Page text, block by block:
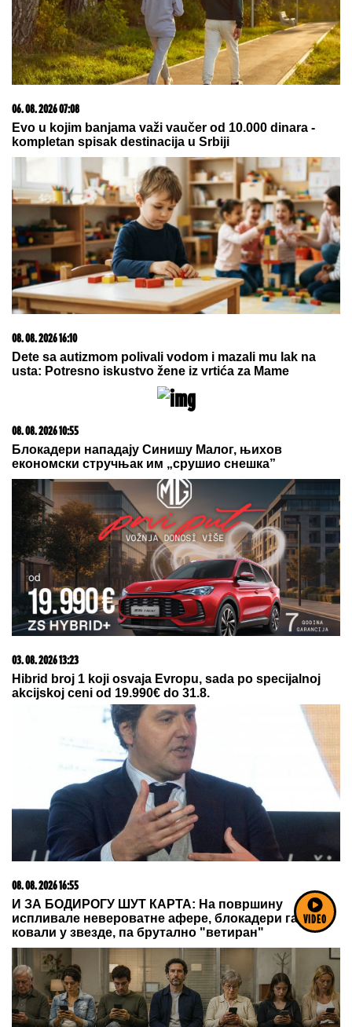
VIDEO
08. 08. 2026 17:58
zamrzivaču: "Vredna je i nedovoljno iskorišćena"
05. 08. 2026 06:45
treba da znate o genetici
15. 07. 2026 07:44
Većina građana izgubi novac pre nego što stigne na
letovanje - ovih 7 troškova skoro niko ne planira
08. 08. 2026 16:10
Zašto je važno ići na liturgiju: Nedeljom se porodica
okuplja pred Bogom
23. 07. 2026 12:47
Letnje večeri u gradu više nisu rezervisane za vikend: